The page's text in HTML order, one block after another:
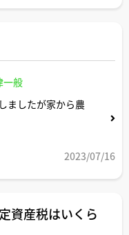
一般
ましたが家から農
2023/07/16
資産税はいくら